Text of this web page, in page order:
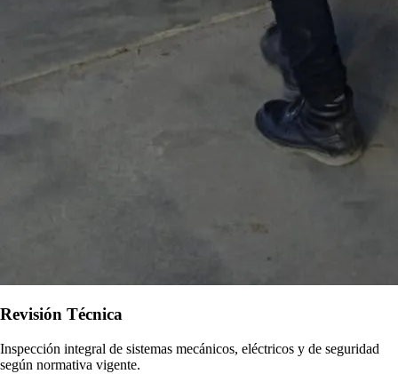
Revisión Técnica
Inspección integral de sistemas mecánicos, eléctricos y de seguridad
según normativa vigente.